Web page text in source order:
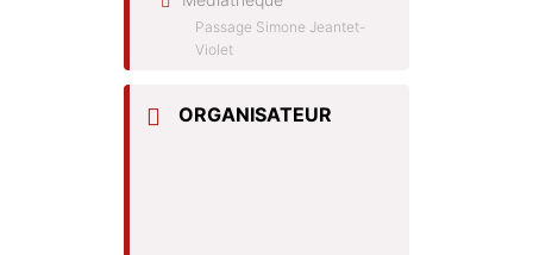
Passage Simone Jeantet-
Violet
ORGANISATEUR